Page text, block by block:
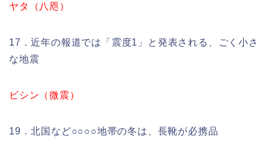
ヤタ（八咫）
17．近年の報道では「震度1」と発表される、ごく小さ
な地震
ビシン（微震）
19．北国など○○○○地帯の冬は、長靴が必携品